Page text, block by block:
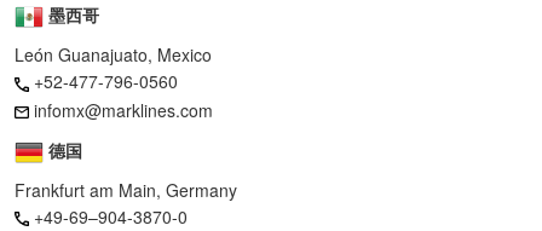
墨西哥
León Guanajuato, Mexico
+52-477-796-0560
infomx@marklines.com
德国
Frankfurt am Main, Germany
+49-69–904-3870-0